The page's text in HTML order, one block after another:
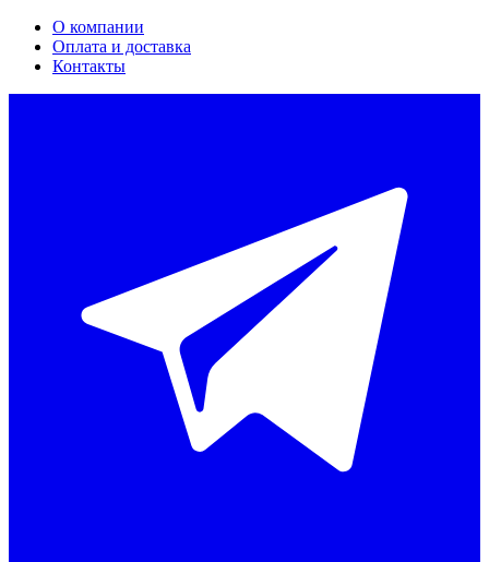
О компании
Оплата и доставка
Контакты